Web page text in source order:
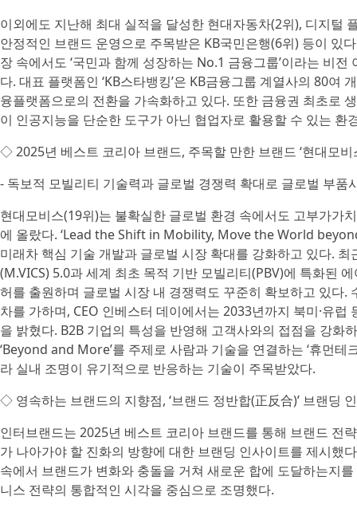
이외에도 지난해 최대 실적을 달성한 현대자동차(2위), 디지털
안정적인 브랜드 운영으로 주목받은 KB국민은행(6위) 등이 있
장 속에서도 ‘국민과 함께 성장하는 No.1 금융그룹’이라는 비
다. 대표 플랫폼인 ‘KB스타뱅킹’은 KB금융그룹 계열사의 80여
융플랫폼으로의 전환을 가속화하고 있다. 또한 금융권 최초로
이 인공지능을 단순한 도구가 아닌 협업자로 활용할 수 있는
◇ 2025년 베스트 코리아 브랜드, 주목할 만한 브랜드 ‘현대모비
- 독보적 모빌리티 기술력과 글로벌 경쟁력 확대로 글로벌 부품
현대모비스(19위)는 불확실한 글로벌 환경 속에서도 고부가가
에 올랐다. ‘Lead the Shift in Mobility, Move the World
미래차 핵심 기술 개발과 글로벌 시장 확대를 강화하고 있다.
(M.VICS) 5.0과 세계 최초 목적 기반 모빌리티(PBV)에 특화된
허를 출원하며 글로벌 시장 내 경쟁력도 꾸준히 확보하고 있다
차를 가하며, CEO 인베스터 데이에서는 2033년까지 북미·유
을 밝혔다. B2B 기업의 특성을 반영해 고객사와의 접점을 강화
‘Beyond and More’를 주제로 사람과 기술을 연결하는 ‘휴먼
라 실내 조명이 유기적으로 반응하는 기술이 주목받았다.
◇ 영속하는 브랜드의 지향점, ‘브랜드 정반합(正反合)’ 브랜딩
인터브랜드는 2025년 베스트 코리아 브랜드를 통해 브랜드 전
가 나아가야 할 진화의 방향에 대한 브랜딩 인사이트를 제시했
속에서 브랜드가 변화와 충돌을 거쳐 새로운 합에 도달하는지
니스 전략의 통합적인 시각을 중심으로 조명했다.